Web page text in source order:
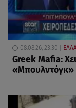
08.08.26, 23:30
Greek Mafia:
«Μπουλντόγκ»